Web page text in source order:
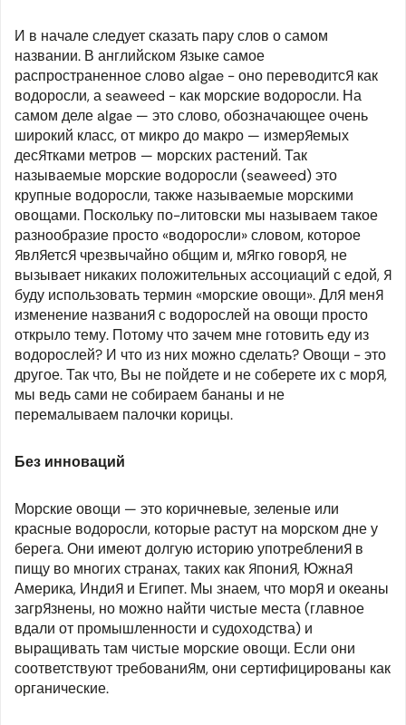
И в начале следует сказать пару слов о самом
названии. В английском языке самое
распространенное словоalgae - оно переводится как
водоросли, аseaweed - как морские водоросли. На
самом делеalgae — это слово, обозначающее очень
широкий класс, от микро до макро — измеряемых
десятками метров — морских растений. Так
называемые морские водоросли (seaweed) это
крупные водоросли, также называемые морскими
овощами. Поскольку по-литовски мы называем такое
разнообразие просто «водоросли» словом, которое
является чрезвычайно общим и, мягко говоря, не
вызывает никаких положительных ассоциаций с едой, я
буду использовать термин «морские овощи». Для меня
изменение названия с водорослей на овощи просто
открыло тему. Потому что зачем мне готовить еду из
водорослей? И что из них можно сделать? Овощи - это
другое. Так что, Вы не пойдете и не соберете их с моря,
мы ведь сами не собираем бананы и не
перемалываем палочки корицы.
Без инноваций
Морские овощи — это коричневые, зеленые или
красные водоросли, которые растут на морском дне у
берега. Они имеют долгую историю употребления в
пищу во многих странах, таких как Япония, Южная
Америка, Индия и Египет. Мы знаем, что моря и океаны
загрязнены, но можно найти чистые места (главное
вдали от промышленности и судоходства) и
выращивать там чистые морские овощи. Если они
соответствуют требованиям, они сертифицированы как
органические.